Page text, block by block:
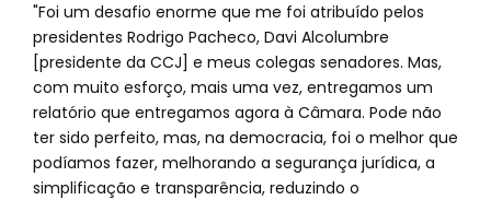
"Foi um desafio enorme que me foi atribuído pelos
presidentes Rodrigo Pacheco, Davi Alcolumbre
[presidente da CCJ] e meus colegas senadores. Mas,
com muito esforço, mais uma vez, entregamos um
relatório que entregamos agora à Câmara. Pode não
ter sido perfeito, mas, na democracia, foi o melhor que
podíamos fazer, melhorando a segurança jurídica, a
simplificação e transparência, reduzindo o